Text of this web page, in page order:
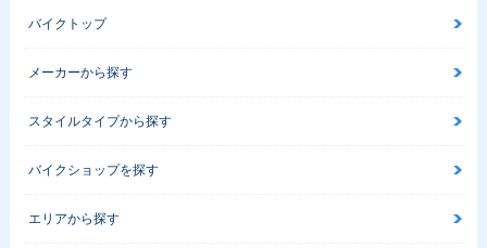
2000年 CB1300 SU
1999年 CB1300 SU
バイクトップ
メーカーから探す
スタイルタイプから探す
バイクショップを探す
エリアから探す